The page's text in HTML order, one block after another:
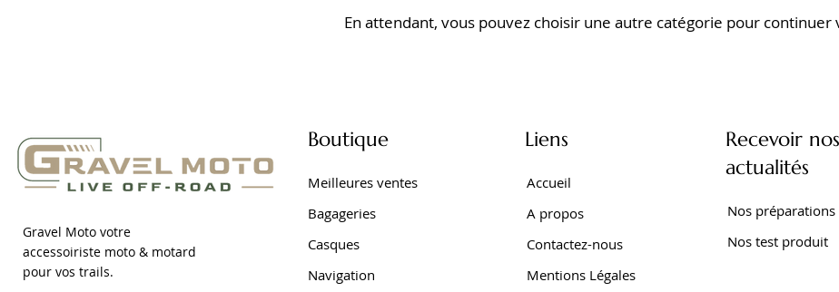
En attendant, vous pouvez choisir une autre catégorie pour continuer
Gravel Moto votre
accessoiriste moto & motard
pour vos trails.
Boutique
Meilleures ventes
Bagageries
Casques
Navigation
Liens
Accueil
A propos
Contactez-nous
Mentions Légales
Recevoir nos
actualités
Nos
Nos test produit